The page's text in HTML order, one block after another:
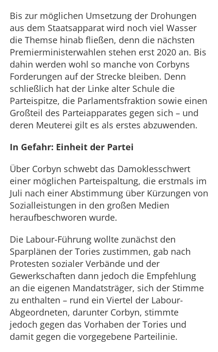
Bis zur möglichen Umsetzung der Drohungen
aus dem Staatsapparat wird noch viel Wasser
die Themse hinab fließen, denn die nächsten
Premierministerwahlen stehen erst 2020 an. Bis
dahin werden wohl so manche von Corbyns
Forderungen auf der Strecke bleiben. Denn
schließlich hat der Linke alter Schule die
Parteispitze, die Parlamentsfraktion sowie einen
Großteil des Parteiapparates gegen sich – und
deren Meuterei gilt es als erstes abzuwenden.
In Gefahr: Einheit der Partei
Über Corbyn schwebt das Damoklesschwert
einer möglichen Parteispaltung, die erstmals im
Juli nach einer Abstimmung über Kürzungen von
Sozialleistungen in den großen Medien
heraufbeschworen wurde.
Die Labour-Führung wollte zunächst den
Sparplänen der Tories zustimmen, gab nach
Protesten sozialer Verbände und der
Gewerkschaften dann jedoch die Empfehlung
an die eigenen Mandatsträger, sich der Stimme
zu enthalten – rund ein Viertel der Labour-
Abgeordneten, darunter Corbyn, stimmte
jedoch gegen das Vorhaben der Tories und
damit gegen die vorgegebene Parteilinie.